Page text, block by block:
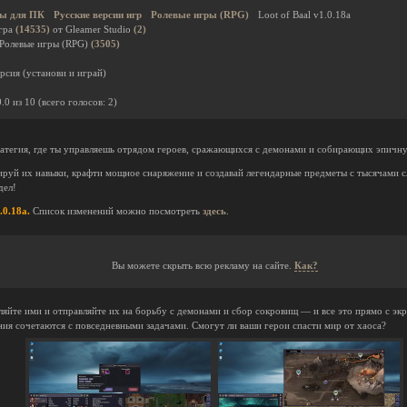
для ПК Русские версии игр Ролевые игры (RPG)
Loot of Baal v1.0.18a
(14535) от Gleamer Studio (2)
игры (RPG) (3505)
(установи и играй)
из 10 (всего голосов: 2)
где ты управляешь отрядом героев, сражающихся с демонами и собирающих
их навыки, крафти мощное снаряжение и создавай легендарные предметы с тысячами
Список изменений можно посмотреть здесь
Вы можете скрыть всю рекламу на сайте. Как?
ими и отправляйте их на борьбу с демонами и сбор сокровищ — и все это прямо с
сочетаются с повседневными задачами. Смогут ли ваши герои спасти мир от хаоса?